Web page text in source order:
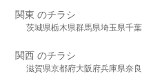
関東 のチラシ
茨城県栃木県群馬県埼玉県千
関西 のチラシ
滋賀県京都府大阪府兵庫県奈